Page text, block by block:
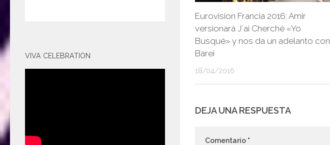
Eurovision Francia 2016: Amir
versionará J´ai Cherché «Yo
Busqué» y nos da un adelanto con
Barei
18/04/2016
DEJA UNA RESPUESTA
Comentario *
VIVA CELEBRATION